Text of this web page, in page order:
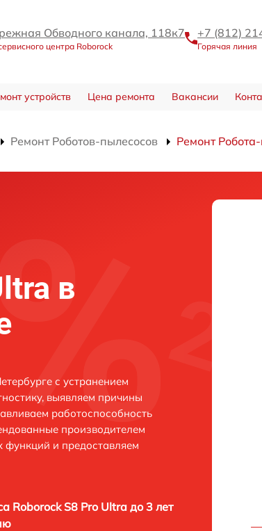
Обводного канала, 118к7
центра Roborock
+7 (812)
Горячая линия
устройств Цена ремонта Вакансии
Ремонт Роботов-пылесосов Ремонт
в
с устранением
выявляем причины
работоспособность
производителем
функций и предоставляем
Roborock S8 Pro Ultra до 3 лет